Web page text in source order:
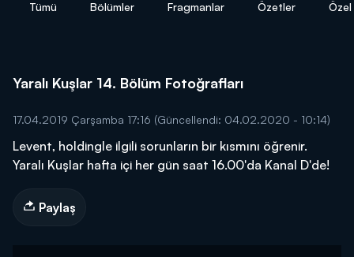
Tümü Bölümler Fragmanlar Özetler
Yaralı Kuşlar 14. Bölüm Fotoğrafları
17.04.2019 Çarşamba 17:16 (Güncellendi: 04.02.2020 - 10:14)
Levent, holdingle ilgili sorunların bir kısmını öğrenir.
Yaralı Kuşlar hafta içi her gün saat 16.00'da Kanal D'de!
Paylaş